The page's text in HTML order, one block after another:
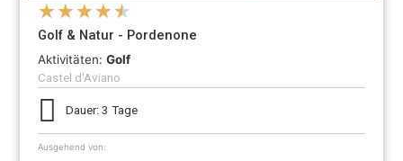
★★★★★
Golf & Natur - Pordenone
Aktivitäten:Golf
Castel d'Aviano
Dauer: 3 Tage
Ausgehend von: